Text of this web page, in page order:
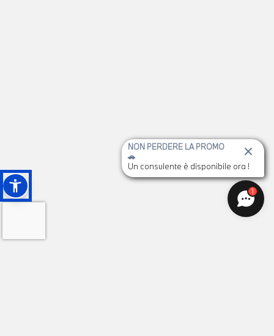
1
NON PERDERE LA PROMO
🚗
Un consulente è disponibile ora !